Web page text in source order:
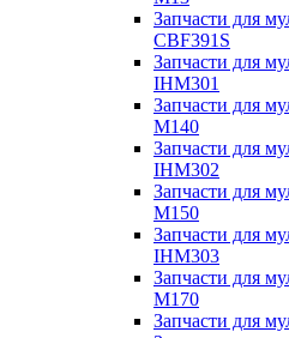
Запчасти для
CBF391S
Запчасти для
IHM301
Запчасти для
M140
Запчасти для
IHM302
Запчасти для
M150
Запчасти для
IHM303
Запчасти для
M170
Запчасти для